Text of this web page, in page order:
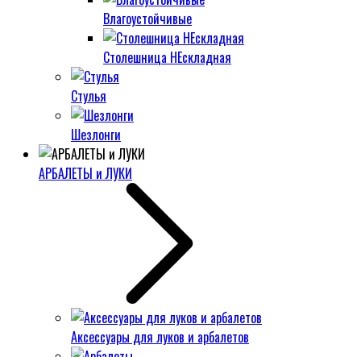
Влагоустойчивые
Столешница НЕскладная
Стулья
Шезлонги
АРБАЛЕТЫ и ЛУКИ
Аксессуары для луков и арбалетов